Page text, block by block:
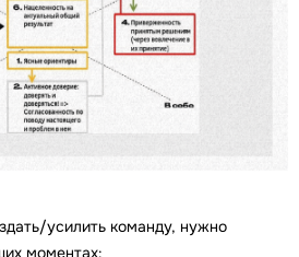
усилить команду, нужно
моментах: